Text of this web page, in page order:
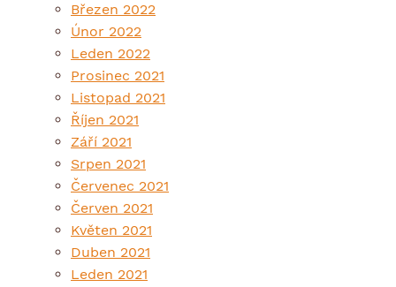
Březen 2022
Únor 2022
Leden 2022
Prosinec 2021
Listopad 2021
Říjen 2021
Září 2021
Srpen 2021
Červenec 2021
Červen 2021
Květen 2021
Duben 2021
Leden 2021